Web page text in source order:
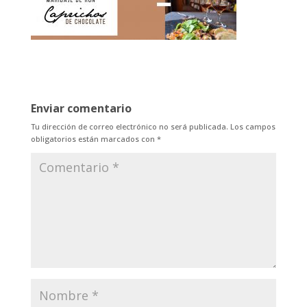
Enviar comentario
Tu dirección de correo electrónico no será publicada. Los campos
obligatorios están marcados con *